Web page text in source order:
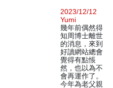
2023/12/12
Yumi
幾年前偶然得
知周博士離世
的消息，來到
好讀網站總會
覺得有點悵
然，也以為不
會再運作了。
今年為老父親